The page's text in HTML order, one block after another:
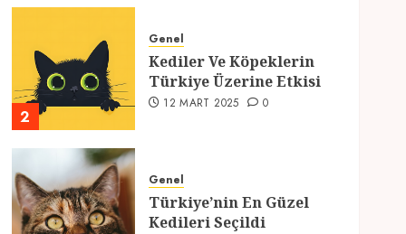
2
Genel
Kediler Ve Köpeklerin
Türkiye Üzerine Etkisi
12 MART 2025 0
Genel
Türkiye’nin En Güzel
Kedileri Seçildi